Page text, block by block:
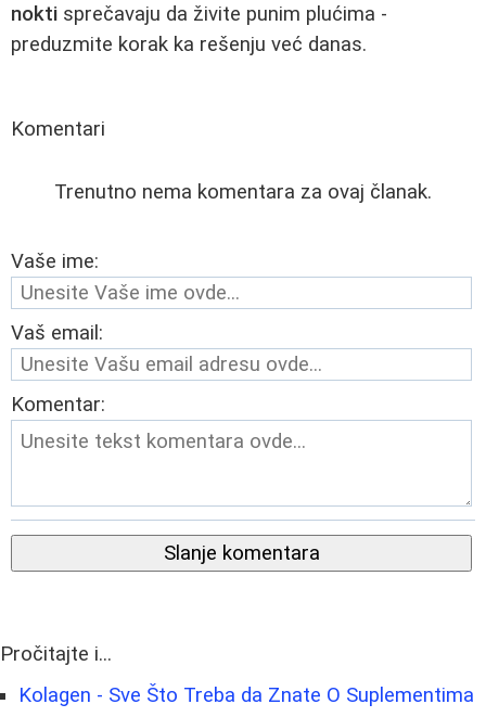
nokti sprečavaju da živite punim plućima -
preduzmite korak ka rešenju već danas.
Komentari
Trenutno nema komentara za ovaj članak.
Vaše ime:
Vaš email:
Komentar:
Slanje komentara
Pročitajte i...
Kolagen - Sve Što Treba da Znate O Suplementima